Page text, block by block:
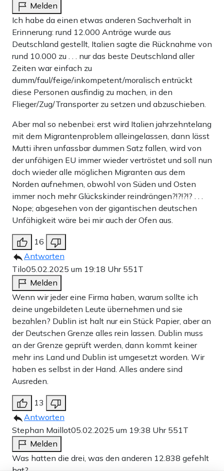
Melden
Ich habe da einen etwas anderen Sachverhalt in
Erinnerung: rund 12.000 Anträge wurde aus
Deutschland gestellt, Italien sagte die Rücknahme von
rund 10.000 zu . . . nur das beste Deutschland aller
Zeiten war einfach zu
dumm/faul/feige/inkompetent/moralisch entrückt
diese Personen ausfindig zu machen, in den
Flieger/Zug/Transporter zu setzen und abzuschieben.
Aber mal so nebenbei: erst wird Italien jahrzehntelang
mit dem Migrantenproblem alleingelassen, dann lässt
Mutti ihren unfassbar dummen Satz fallen, wird von
der unfähigen EU immer wieder vertröstet und soll nun
doch wieder alle möglichen Migranten aus dem
Norden aufnehmen, obwohl von Süden und Osten
immer noch mehr Glückskinder reindrängen?!?!?!? . . .
Nope; abgesehen von der gigantischen deutschen
Unfähigkeit wäre bei mir auch der Ofen aus.
16
Antworten
Tilo05.02.2025 um 19:18 Uhr 551T
Melden
Wenn wir jeder eine Firma haben, warum sollte ich
deine ungebildeten Leute übernehmen und sie
bezahlen? Dublin ist halt nur ein Stück Papier, aber an
der Deutschen Grenze alles rein lassen. Dublin muss
an der Grenze geprüft werden, dann kommt keiner
mehr ins Land und Dublin ist umgesetzt worden. Wir
haben es selbst in der Hand. Alles andere sind
Ausreden.
13
Antworten
Stephan Maillot05.02.2025 um 19:38 Uhr 551T
Melden
Was hatten die drei, was den anderen 12.838 gefehlt